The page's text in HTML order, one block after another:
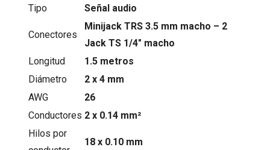
Tipo Señal audio
Conectores
Minijack TRS 3.5 mm macho – 2
Jack TS 1/4″ macho
Longitud
1.5 metros
Diámetro
2 x 4 mm
AWG
26
Conductores 2 x 0.14 mm²
Hilos por
18 x 0.10 mm